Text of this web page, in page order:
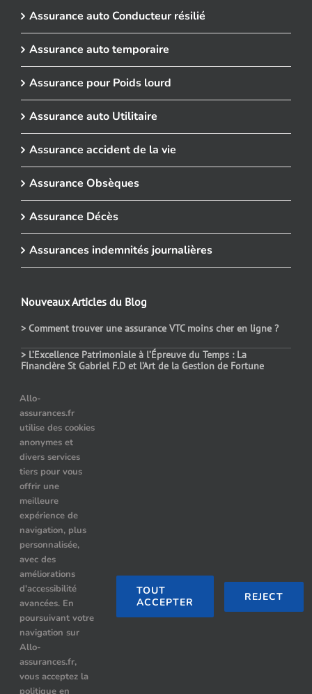
Nouveaux Articles du Blog
> Comment trouver une assurance VTC moins cher en ligne ?
> L’Excellence Patrimoniale à l’Épreuve du Temps : La
Financière St Gabriel F.D et l’Art de la Gestion de Fortune
> Assurance auto temporaire : dans quels cas choisir ce contrat
> Le prix des assurances pour les véhicules hybrides : comment
choisir ?
> Quelle assurance auto après résiliation pour alcoolémie ?
Assurance auto Conducteur résilié
Assurance auto temporaire
Assurance pour Poids lourd
Assurance auto Utilitaire
Assurance accident de la vie
Assurance Obsèques
Assurance Décès
Assurances indemnités journalières
Nos Partenaires
Location de limousine à Paris
Hummer limousine paris
Limousine Paris
Rennes Limousine avec chauffeur
Location Limousine Paris By night
Allo-
assurances.fr
utilise des cookies
anonymes et
divers services
tiers pour vous
offrir une
meilleure
expérience de
navigation, plus
personnalisée,
avec des
améliorations
d'accessibilité
avancées. En
poursuivant votre
navigation sur
Allo-
assurances.fr,
vous acceptez la
politique en
TOUT
ACCEPTER
REJECT